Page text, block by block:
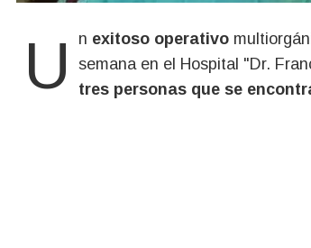
Un exitoso operativo
semana en el Hospital "Dr.
tres personas que se